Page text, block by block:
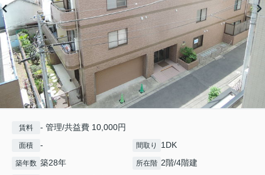
賃料 - 管理/共益費 10,000円
面積 - 間取り 1DK
築年数 築28年 所在階 2階/4階建